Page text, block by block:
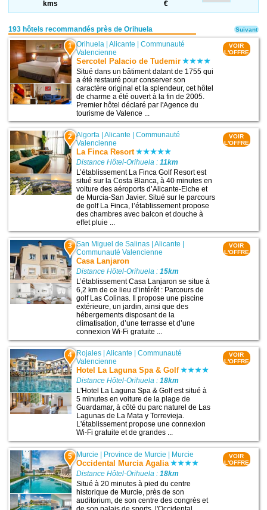
kms
€
193 hôtels recommandés près de Orihuela
1 Orihuela |Alicante |Communauté
Valencienne
Sercotel Palacio de Tudemir
Situé dans un bâtiment datant de 1755 qui
a été restauré pour conserver son
caractère original et la splendeur, cet hôtel
de charme a été ouvert à la fin de 2005.
Premier hôtel déclaré par l'Agence du
tourisme de Valence ...
VOIR
L'OFFRE
2 Algorfa |Alicante |Communauté
Valencienne
La Finca Resort
Distance Hôtel-Orihuela :11km
L’établissement La Finca Golf Resort est
situé sur la Costa Blanca, à 40 minutes en
voiture des aéroports d’Alicante-Elche et
de Murcia-San Javier. Situé sur le parcours
de golf La Finca, l’établissement propose
des chambres avec balcon et douche à
effet pluie ...
VOIR
L'OFFRE
3 San Miguel de Salinas |Alicante
Communauté Valencienne
Casa Lanjaron
Distance Hôtel-Orihuela :15km
L’établissement Casa Lanjaron se situe à
6,2 km de ce lieu d’intérêt : Parcours de
golf Las Colinas. Il propose une piscine
extérieure, un jardin, ainsi que des
hébergements disposant de la
climatisation, d’une terrasse et d’une
connexion Wi-Fi gratuite ...
VOIR
L'OFFRE
4 Rojales |Alicante |Communauté
Valencienne
Hotel La Laguna Spa & Golf
Distance Hôtel-Orihuela :18km
L'Hotel La Laguna Spa & Golf est situé à
5 minutes en voiture de la plage de
Guardamar, à côté du parc naturel de Las
Lagunas de La Mata y Torrevieja.
L'établissement propose une connexion
Wi-Fi gratuite et de grandes ...
VOIR
L'OFFRE
5 Murcie | Province de Murcie | Murcie
Occidental Murcia Agalia
Distance Hôtel-Orihuela :18km
Situé à 20 minutes à pied du centre
historique de Murcie, près de son
auditorium, de son centre des congrès et
VOIR
L'OFFRE
Suivant